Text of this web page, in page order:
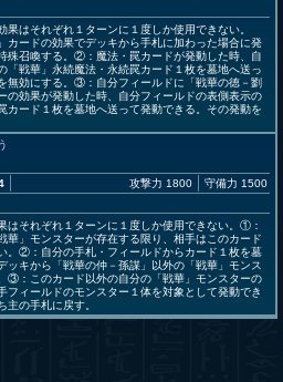
はそれぞれ１ターンに１度しか使用できない。
ードの効果でデッキから手札に加わった場合に発
殊召喚する。②：魔法・罠カードが発動した時、自
「戦華」永続魔法・永続罠カード１枚を墓地へ送っ
無効にする。③：自分フィールドに「戦華の徳－劉
の効果が発動した時、自分フィールドの表側表示の
カード１枚を墓地へ送って発動できる。その発動を
攻撃力 1800 守備力 1500
それぞれ１ターンに１度しか使用できない。①：
華」モンスターが存在する限り、相手はこのカード
。②：自分の手札・フィールドからカード１枚を墓
ッキから「戦華の仲－孫謀」以外の「戦華」モンス
③：このカード以外の自分の「戦華」モンスターの
フィールドのモンスター１体を対象として発動でき
主の手札に戻す。